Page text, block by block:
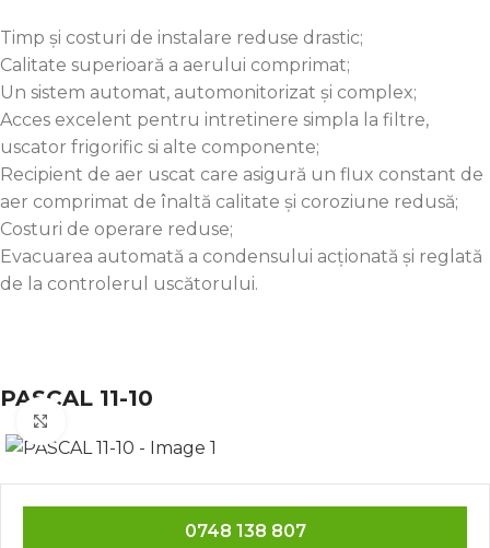
Timp și costuri de instalare reduse drastic;
Calitate superioară a aerului comprimat;
Un sistem automat, automonitorizat și complex;
Acces excelent pentru intretinere simpla la filtre,
uscator frigorific si alte componente;
Recipient de aer uscat care asigură un flux constant de
aer comprimat de înaltă calitate și coroziune redusă;
Costuri de operare reduse;
Evacuarea automată a condensului acționată și reglată
de la controlerul uscătorului.
PASCAL 11-10
0748 138 807